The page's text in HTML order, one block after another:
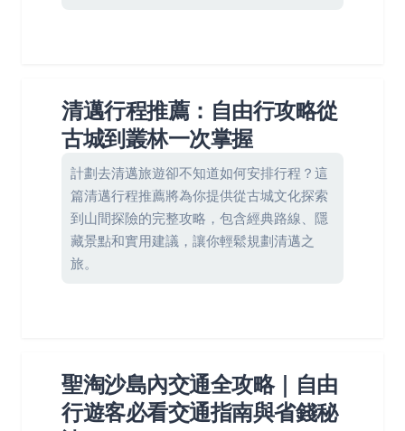
清邁行程推薦：自由行攻略從
古城到叢林一次掌握
計劃去清邁旅遊卻不知道如何安排行程？這
篇清邁行程推薦將為你提供從古城文化探索
到山間探險的完整攻略，包含經典路線、隱
藏景點和實用建議，讓你輕鬆規劃清邁之
旅。
聖淘沙島內交通全攻略｜自由
行遊客必看交通指南與省錢秘